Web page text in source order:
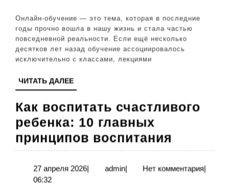
и
Онлайн-обучение — это тема, которая в последние
годы прочно вошла в нашу жизнь и стала частью
повседневной реальности. Если ещё несколько
десятков лет назад обучение ассоциировалось
исключительно с классами, лекциями
ЧИТАТЬ ДАЛЕЕЧИТАТЬ
ДАЛЕЕ
Как воспитать счастливого
ребенка: 10 главных
принципов воспитания
27 апреля 202627
| adminadmin
| Нет комментария|
06:32